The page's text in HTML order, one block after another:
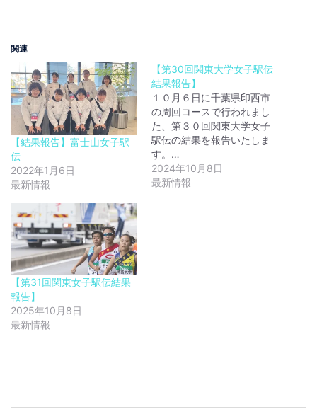
関連
【結果報告】富士山女子駅
伝
2022年1月6日
最新情報
【第30回関東大学女子駅伝
結果報告】
１０月６日に千葉県印西市
の周回コースで行われまし
た、第３０回関東大学女子
駅伝の結果を報告いたしま
す。…
2024年10月8日
最新情報
【第31回関東女子駅伝結果
報告】
2025年10月8日
最新情報